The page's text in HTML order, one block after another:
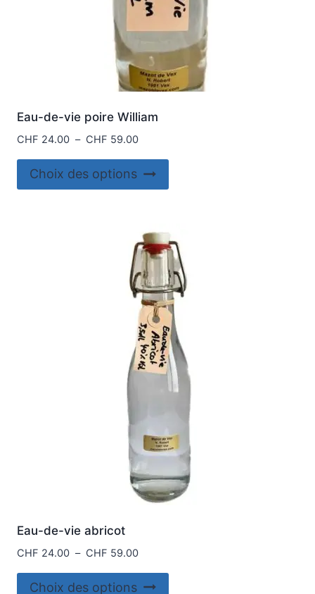
Eau-de-vie poire William
CHF 24.00 – CHF 59.00Plage
prix :
CHF 24.00
Choix des options
produit
variations.
Les
options
peuvent
être
choisies
sur
la
page
produit
Eau-de-vie abricot
CHF 24.00 – CHF 59.00Plage
prix :
Choix des options